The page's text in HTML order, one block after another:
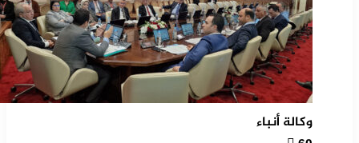
وكالة أنباء